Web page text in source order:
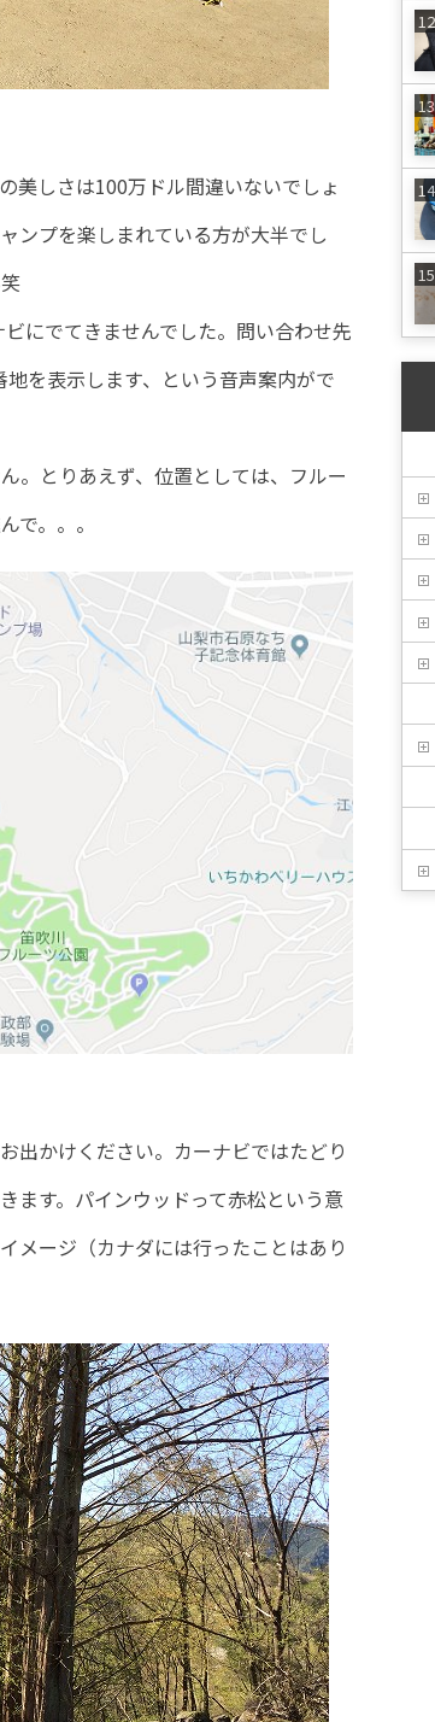
しさは100万ドル間違いないでしょ
ンプを楽しまれている方が大半でし
にでてきませんでした。問い合わせ先
を表示します、という音声案内がで
。とりあえず、位置としては、フルー
で。。。
出かけください。カーナビではたどり
ます。パインウッドって赤松という意
メージ（カナダには行ったことはあり